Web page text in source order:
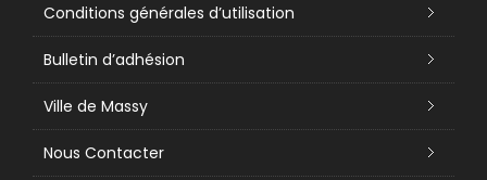
Conditions générales d’utilisation
Bulletin d’adhésion
Ville de Massy
Nous Contacter